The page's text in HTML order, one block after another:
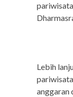
Lebih
anggaran